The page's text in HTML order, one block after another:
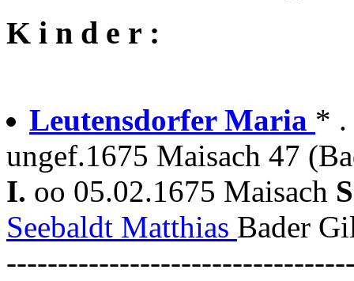
K i n d e r :
Leutensdorfer Maria * .
ungef.1675 Maisach 47
I. oo 05.02.1675 Maisach
Seebaldt Matthias Bader